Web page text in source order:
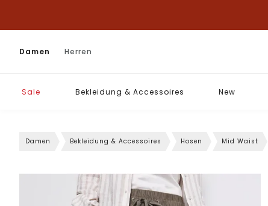
Damen Herren
Sale Bekleidung & Accessoires New
Damen Bekleidung & Accessoires Hosen Mid Waist